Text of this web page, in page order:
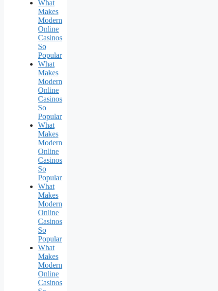
What
Makes
Modern
Online
Casinos
So
Popular
What
Makes
Modern
Online
Casinos
So
Popular
What
Makes
Modern
Online
Casinos
So
Popular
What
Makes
Modern
Online
Casinos
So
Popular
What
Makes
Modern
Online
Casinos